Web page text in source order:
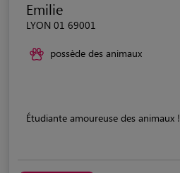
Emilie
LYON 01 69001
possède des animaux
Étudiante amoureuse des animaux !